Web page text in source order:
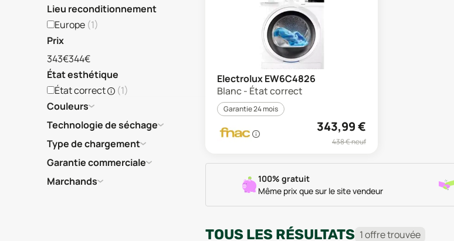
Lieu reconditionnement
Europe (1)
Prix
343€344€
État esthétique
État correct
(1)
Couleurs
Technologie de séchage
Type de chargement
Garantie commerciale
Marchands
Electrolux EW6C4826
Blanc - État correct
Garantie 24 mois
343,99€
438€ neuf
100% gratuit
Même prix que sur le site vendeur
TOUS LES RÉSULTATS 1offretrouvée